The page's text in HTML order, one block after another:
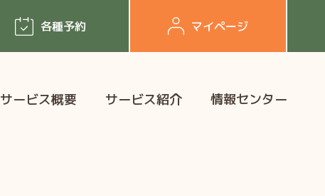
各種予約 マイページ
サービス概要 サービス紹介 情報センター